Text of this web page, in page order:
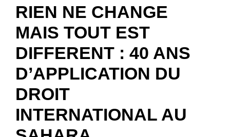
RIEN NE CHANGE
MAIS TOUT EST
DIFFERENT : 40 ANS
D’APPLICATION DU
DROIT
INTERNATIONAL AU